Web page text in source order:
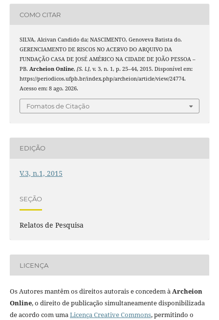
COMO CITAR
SILVA, Alcivan Candido da; NASCIMENTO, Genoveva Batista do.
GERENCIAMENTO DE RISCOS NO ACERVO DO ARQUIVO DA
FUNDAÇÃO CASA DE JOSÉ AMÉRICO NA CIDADE DE JOÃO PESSOA –
PB. Archeion Online, [S. l.], v. 3, n. 1, p. 25–44, 2015. Disponível em:
https://periodicos.ufpb.br/index.php/archeion/article/view/24774.
Acesso em: 8 ago. 2026.
Fomatos de Citação
EDIÇÃO
V.3, n.1, 2015
SEÇÃO
Relatos de Pesquisa
LICENÇA
Os Autores mantêm os direitos autorais e concedem àArcheion
Online, o direito de publicação simultaneamente disponibilizada
de acordo com umaLicença Creative Commons, permitindo o